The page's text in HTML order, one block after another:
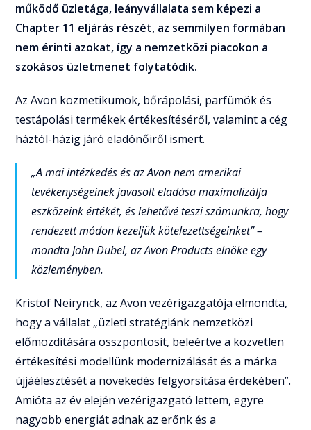
működő üzletága, leányvállalata sem képezi a
Chapter 11 eljárás részét, az semmilyen formában
nem érinti azokat, így a nemzetközi piacokon a
szokásos üzletmenet folytatódik.
Az Avon kozmetikumok, bőrápolási, parfümök és
testápolási termékek értékesítéséről, valamint a cég
háztól-házig járó eladónőiről ismert.
„A mai intézkedés és az Avon nem amerikai
tevékenységeinek javasolt eladása maximalizálja
eszközeink értékét, és lehetővé teszi számunkra, hogy
rendezett módon kezeljük kötelezettségeinket” –
mondta John Dubel, az Avon Products elnöke egy
közleményben.
Kristof Neirynck, az Avon vezérigazgatója elmondta,
hogy a vállalat „üzleti stratégiánk nemzetközi
előmozdítására összpontosít, beleértve a közvetlen
értékesítési modellünk modernizálását és a márka
újjáélesztését a növekedés felgyorsítása érdekében”.
Amióta az év elején vezérigazgató lettem, egyre
nagyobb energiát adnak az erőnk és a